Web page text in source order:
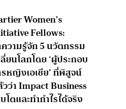
Women’s
Fellows:
วามรู้จัก 5 นวัตกรรม
ยนโลกโดย ‘ผู้ประกอบ
หญิงเอเชีย’ ที่พิสูจน์
ว่า Impact Business
โตและทำกำไรได้จริง